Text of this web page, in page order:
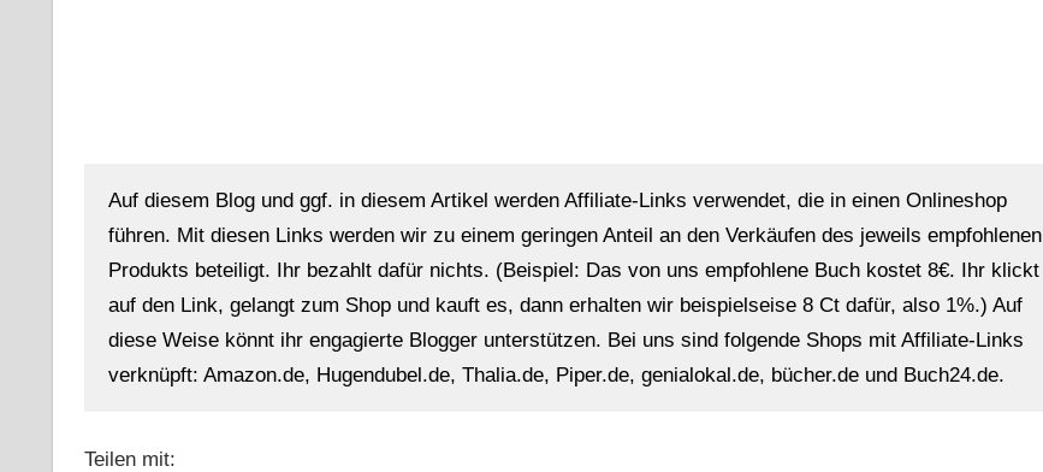
Auf diesem Blog und ggf. in diesem Artikel werden Affiliate-Links verwendet, die in einen Onlineshop
führen. Mit diesen Links werden wir zu einem geringen Anteil an den Verkäufen des jeweils empfohlenen
Produkts beteiligt. Ihr bezahlt dafür nichts. (Beispiel: Das von uns empfohlene Buch kostet 8€. Ihr klickt
auf den Link, gelangt zum Shop und kauft es, dann erhalten wir beispielseise 8 Ct dafür, also 1%.) Auf
diese Weise könnt ihr engagierte Blogger unterstützen. Bei uns sind folgende Shops mit Affiliate-Links
verknüpft: Amazon.de, Hugendubel.de, Thalia.de, Piper.de, genialokal.de, bücher.de und Buch24.de.
Teilen mit: